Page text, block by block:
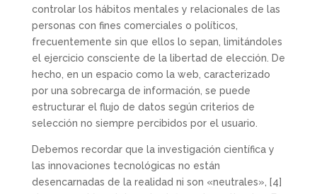
controlar los hábitos mentales y relacionales de las
personas con fines comerciales o políticos,
frecuentemente sin que ellos lo sepan, limitándoles
el ejercicio consciente de la libertad de elección. De
hecho, en un espacio como la web, caracterizado
por una sobrecarga de información, se puede
estructurar el flujo de datos según criterios de
selección no siempre percibidos por el usuario.
Debemos recordar que la investigación científica y
las innovaciones tecnológicas no están
desencarnadas de la realidad ni son «neutrales»,
[4]